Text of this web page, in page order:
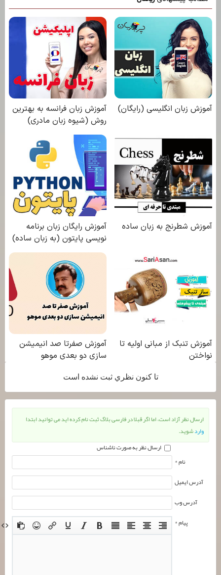
تا كنون نظري ثبت نشده است
ارسال نظر آزاد است، اما اگر قبلا در فارسی بلاگ ثبت نام کرده اید می توانید ابتدا
واردشوید.
ارسال نظر به صورت ناشناس
نام *
آدرس ایمیل
آدرس وب
پیام *